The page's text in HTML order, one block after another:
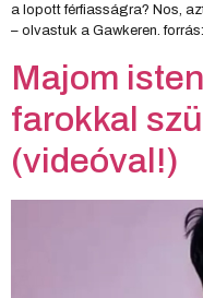
a lopott férfiasságra? Nos,
– olvastuk a Gawkeren.
Majom
farokkal
(videóval!)